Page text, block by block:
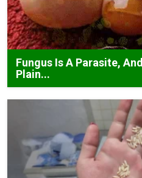
Fungus Is A Parasite,
Plain...